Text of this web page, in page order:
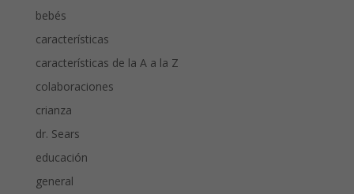
bebés
características
características de la A a la Z
colaboraciones
crianza
dr. Sears
educación
general